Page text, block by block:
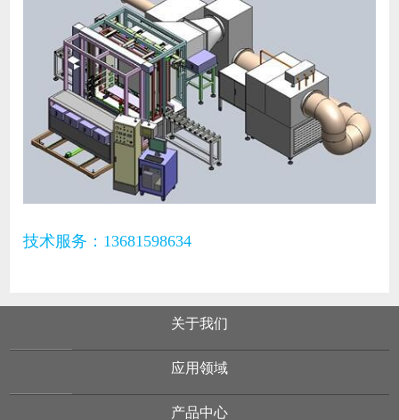
技术服务：13681598634
关于我们
应用领域
产品中心